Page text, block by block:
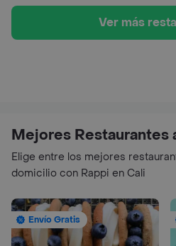
Ver más
Mejores Restaurantes
Elige entre los mejores
domicilio con Rappi en Cali
Envío Gratis